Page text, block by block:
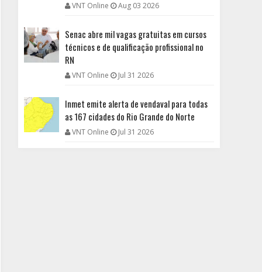
VNT Online Aug 03 2026
Senac abre mil vagas gratuitas em cursos
técnicos e de qualificação profissional no
RN
VNT Online Jul 31 2026
Inmet emite alerta de vendaval para todas
as 167 cidades do Rio Grande do Norte
VNT Online Jul 31 2026